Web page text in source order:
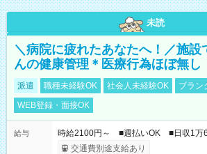
未読
＼病院に疲れたあなたへ！／施設
んの健康管理＊医療行為ほぼ無し
派遣 職種未経験OK 社会人未経験OK
ブラン
WEB登録・面接OK
給与
時給2100円～ ■週払いOK ■日収1万
交通費別途支給あり